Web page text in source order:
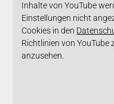
Inhalte von YouTube
Einstellungen nicht
Cookies in den
Richtlinien von
anzusehen.